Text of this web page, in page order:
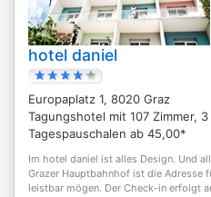
hotel daniel
Europaplatz 1, 8020 Graz
Tagungshotel mit 107 Zimmer,
Tagespauschalen ab 45,00*
Im hotel daniel ist alles Design. Und
Grazer Hauptbahnhof ist die Adresse
leistbar mögen. Der Check-in erfolgt